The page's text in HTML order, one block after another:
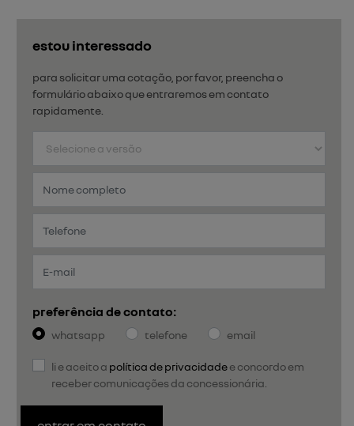
estou interessado
para solicitar uma cotação, por favor, preencha o
formulário abaixo que entraremos em contato
rapidamente.
preferência de contato:
whatsapp telefone email
li e aceito a política de privacidadee concordo em
receber comunicações da concessionária.